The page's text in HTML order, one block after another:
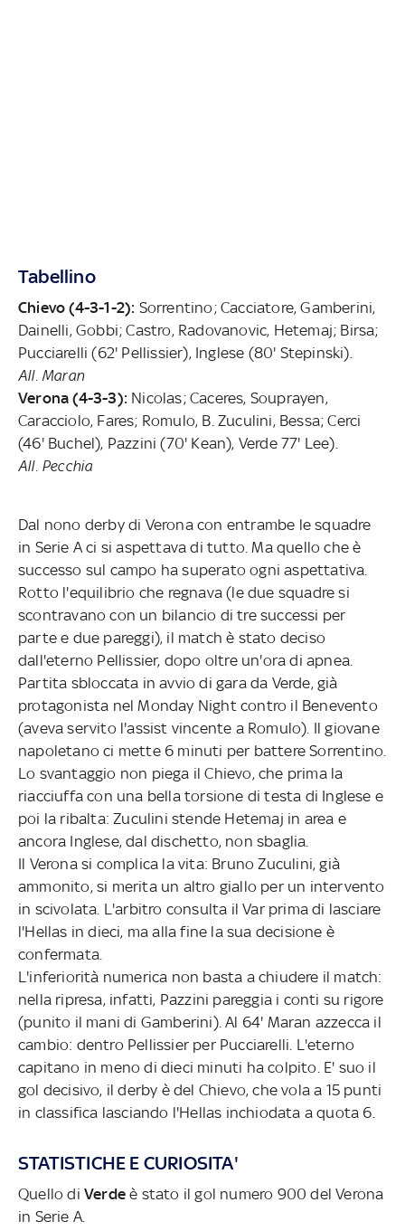
Tabellino
Chievo (4-3-1-2): Sorrentino; Cacciatore, Gamberini,
Dainelli, Gobbi; Castro, Radovanovic, Hetemaj; Birsa;
Pucciarelli (62' Pellissier), Inglese (80' Stepinski).
All. Maran
Verona (4-3-3): Nicolas; Caceres, Souprayen,
Caracciolo, Fares; Romulo, B. Zuculini, Bessa; Cerci
(46' Buchel), Pazzini (70' Kean), Verde 77' Lee).
All. Pecchia
Dal nono derby di Verona con entrambe le squadre
in Serie A ci si aspettava di tutto. Ma quello che è
successo sul campo ha superato ogni aspettativa.
Rotto l'equilibrio che regnava (le due squadre si
scontravano con un bilancio di tre successi per
parte e due pareggi), il match è stato deciso
dall'eterno Pellissier, dopo oltre un'ora di apnea.
Partita sbloccata in avvio di gara da Verde, già
protagonista nel Monday Night contro il Benevento
(aveva servito l'assist vincente a Romulo). Il giovane
napoletano ci mette 6 minuti per battere Sorrentino.
Lo svantaggio non piega il Chievo, che prima la
riacciuffa con una bella torsione di testa di Inglese e
poi la ribalta: Zuculini stende Hetemaj in area e
ancora Inglese, dal dischetto, non sbaglia.
Il Verona si complica la vita: Bruno Zuculini, già
ammonito, si merita un altro giallo per un intervento
in scivolata. L'arbitro consulta il Var prima di lasciare
l'Hellas in dieci, ma alla fine la sua decisione è
confermata.
L'inferiorità numerica non basta a chiudere il match:
nella ripresa, infatti, Pazzini pareggia i conti su rigore
(punito il mani di Gamberini). Al 64' Maran azzecca il
cambio: dentro Pellissier per Pucciarelli. L'eterno
capitano in meno di dieci minuti ha colpito. E' suo il
gol decisivo, il derby è del Chievo, che vola a 15 punti
in classifica lasciando l'Hellas inchiodata a quota 6.
STATISTICHE E CURIOSITA'
Quello di Verdeè stato il gol numero 900 del Verona
in Serie A.